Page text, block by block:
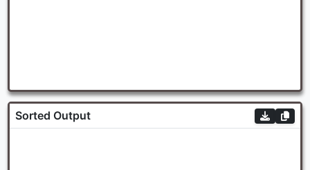
Sorted Output